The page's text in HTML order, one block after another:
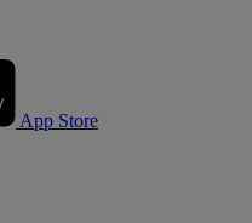
App Store